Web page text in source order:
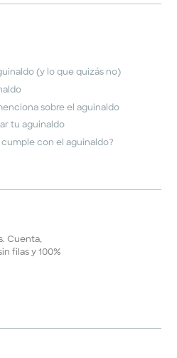
(y lo que quizás no)
sobre el aguinaldo
tu aguinaldo
con el aguinaldo?
Cuenta,
filas y 100%